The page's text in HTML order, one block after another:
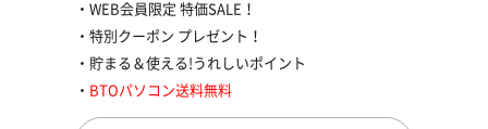
WEB会員限定 特価SALE！
特別クーポン プレゼント！
貯まる＆使える!うれしいポイント
BTOパソコン送料無料